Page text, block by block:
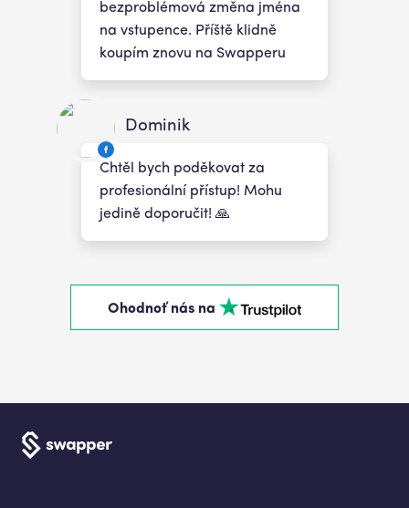
bezproblémová změna jména
na vstupence. Příště klidně
koupím znovu na Swapperu
Dominik
Chtěl bych poděkovat za
profesionální přístup! Mohu
jedině doporučit! 🙏
Ohodnoť nás na